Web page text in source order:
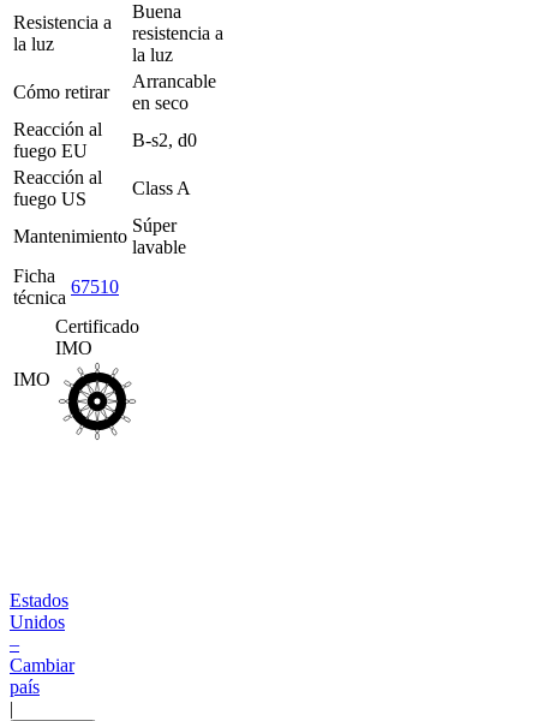
Resistencia a
la luz
Buena
resistencia a
la luz
Cómo retirar
Arrancable
en seco
Reacción al
fuego EU
B-s2, d0
Reacción al
fuego US
Class A
Mantenimiento
Súper
lavable
Ficha
técnica
67510
IMO
Certificado
IMO
muestras
profesional
de
prensa
Plataforma
de
B2B
Estados
Unidos
–
Cambiar
país
|